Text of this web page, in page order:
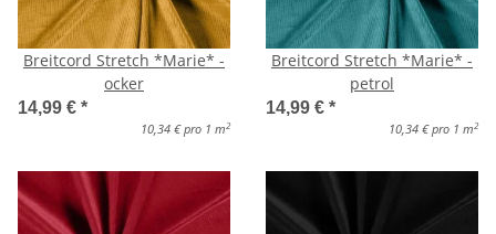
Breitcord Stretch *Marie* -
ocker
14,99 € *
10,34 € pro 1 m 2
Breitcord Stretch *Marie* -
petrol
14,99 € *
10,34 € pro 1 m 2